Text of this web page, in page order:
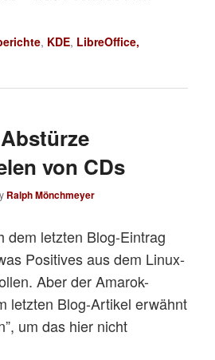
, KDE, LibreOffice,
von CDs
Ralph Mönchmeyer
dem letzten Blog-Eintrag
Positives aus dem Linux-
Aber der Amarok-
letzten Blog-Artikel erwähnt
um das hier nicht